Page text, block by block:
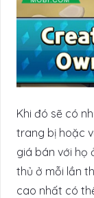
Khi đó sẽ có
trang bị hoặc
giá bán với họ
thủ ở mỗi lần
cao nhất có